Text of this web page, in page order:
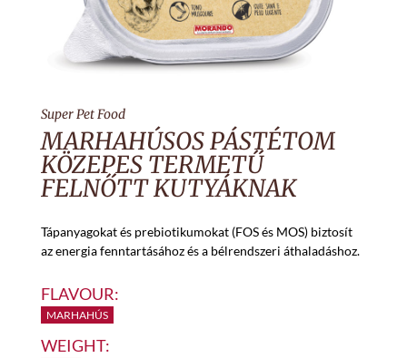
Super Pet Food
MARHAHÚSOS PÁSTÉTOM
KÖZEPES TERMETŰ
FELNŐTT KUTYÁKNAK
Tápanyagokat és prebiotikumokat (FOS és MOS) biztosít
az energia fenntartásához és a bélrendszeri áthaladáshoz.
FLAVOUR:
MARHAHÚS
WEIGHT: